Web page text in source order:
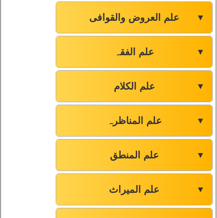
علم العروض والقوافی ▼
علم الفقہ ▼
علم الکلام ▼
علم المناظرہ ▼
علم المنطق ▼
علم المیراث ▼